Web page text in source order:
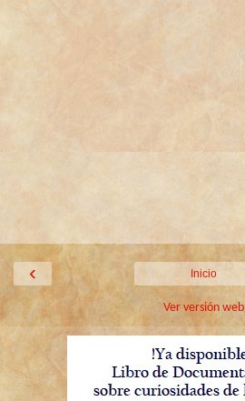
‹ Inicio
Ver versión web